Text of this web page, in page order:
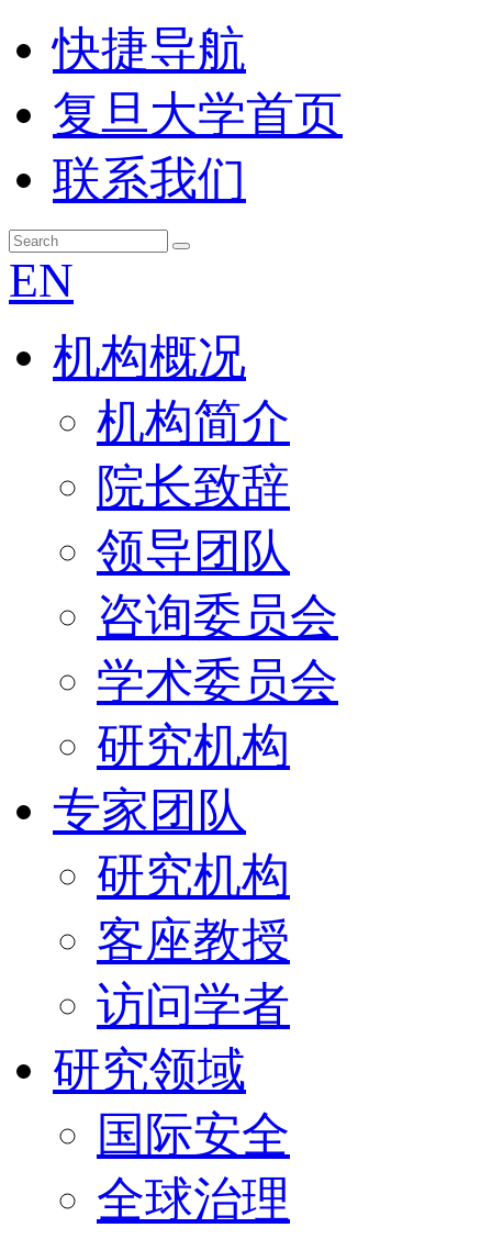
快捷导航
复旦大学首页
联系我们
EN
机构概况
机构简介
院长致辞
领导团队
咨询委员会
学术委员会
研究机构
专家团队
研究机构
客座教授
访问学者
研究领域
国际安全
全球治理